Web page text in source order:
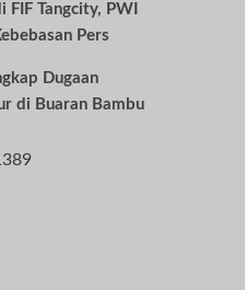
Tangcity, PWI
Pers
Dugaan
di Buaran Bambu